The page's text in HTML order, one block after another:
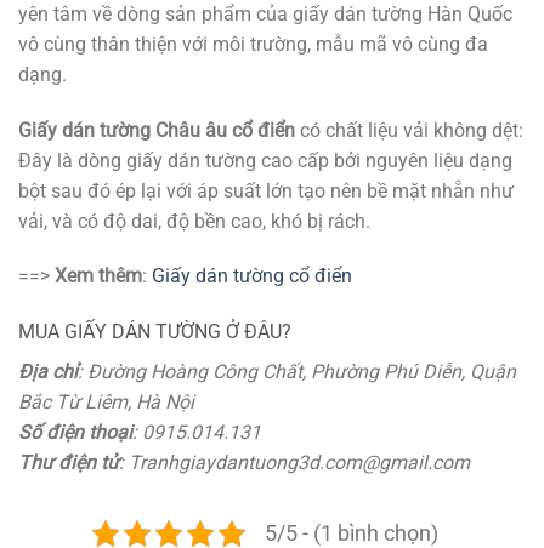
yên tâm về dòng sản phẩm của giấy dán tường Hàn Quốc
vô cùng thân thiện với môi trường, mẫu mã vô cùng đa
dạng.
Giấy dán tường Châu âu cổ điển có chất liệu vải không dệt:
Đây là dòng giấy dán tường cao cấp bởi nguyên liệu dạng
bột sau đó ép lại với áp suất lớn tạo nên bề mặt nhẵn như
vải, và có độ dai, độ bền cao, khó bị rách.
==> Xem thêm: Giấy dán tường cổ điển
MUA GIẤY DÁN TƯỜNG Ở ĐÂU?
Địa chỉ: Đường Hoàng Công Chất, Phường Phú Diễn, Quận
Bắc Từ Liêm, Hà Nội
Số điện thoại: 0915.014.131
Thư điện tử: Tranhgiaydantuong3d.com@gmail.com
5/5 - (1 bình chọn)